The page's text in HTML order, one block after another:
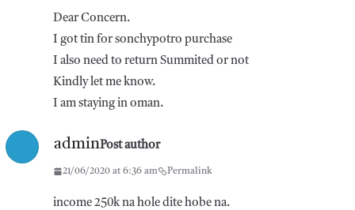
Dear Concern.
I got tin for sonchypotro purchase
I also need to return Summited or not
Kindly let me know.
I am staying in oman.
adminPost author
21/06/2020 at 6:36 am Permalink
income 250k na hole dite hobe na.